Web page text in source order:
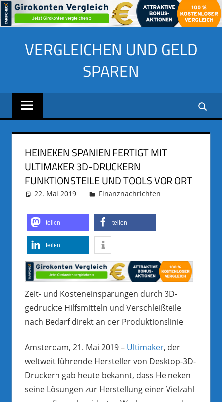
VERGLEICHEN UND GELD
SPAREN
HEINEKEN SPANIEN FERTIGT MIT
ULTIMAKER 3D-DRUCKERN
FUNKTIONSTEILE UND TOOLS VOR ORT
22. Mai 2019 adminus
Finanznachrichten
teilen teilen
teilen
Zeit- und Kosteneinsparungen durch 3D-
gedruckte Hilfsmitteln und Verschleißteile
nach Bedarf direkt an der Produktionslinie
Amsterdam, 21. Mai 2019 – Ultimaker, der
weltweit führende Hersteller von Desktop-3D-
Druckern gab heute bekannt, dass Heineken
seine Lösungen zur Herstellung einer Vielzahl